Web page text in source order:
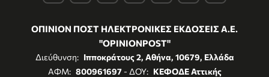
ΟΠΙΝΙΟΝ ΠΟΣΤ ΗΛΕΚΤΡΟΝΙΚΕΣ ΕΚΔΟΣΕΙΣ Α.Ε.
"OPINIONPOST"
Διεύθυνση: Ιπποκράτους 2, Αθήνα, 10679, Ελλάδα
ΑΦΜ: 800961697- ΔΟΥ: ΚΕΦΟΔΕ Αττικής